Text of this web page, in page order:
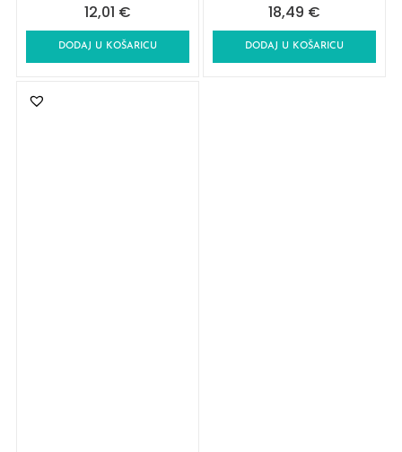
12,01 €
DODAJ U KOŠARICU
18,49 €
DODAJ U KOŠARICU